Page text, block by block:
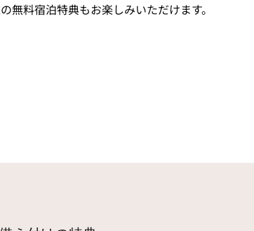
料宿泊特典もお楽しみいただけます。